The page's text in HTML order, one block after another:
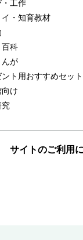
・工作
・知育教材
百科
んが
ト用おすすめセット
け
究
サイトのご利用